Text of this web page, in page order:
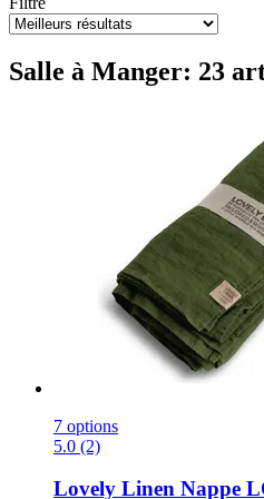
Salle à Manger: 23
7 options
5.0 (2)
Lovely Linen Nappe